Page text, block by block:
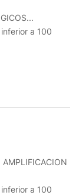
a 100
AMPLIFICACION
a 100